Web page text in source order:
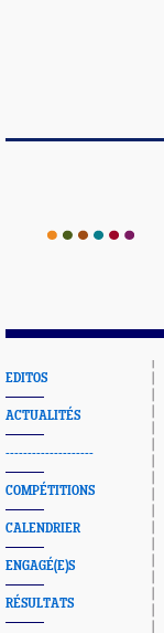
EDITOS
ACTUALITÉS
--------------------
COMPÉTITIONS
CALENDRIER
ENGAGÉ(E)S
RÉSULTATS